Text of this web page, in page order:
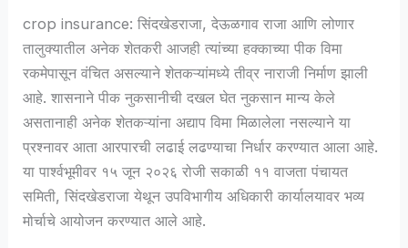
crop insurance: सिंदखेडराजा, देऊळगाव राजा आणि लोणार
तालुक्यातील अनेक शेतकरी आजही त्यांच्या हक्काच्या पीक विमा
रकमेपासून वंचित असल्याने शेतकऱ्यांमध्ये तीव्र नाराजी निर्माण झाली
आहे. शासनाने पीक नुकसानीची दखल घेत नुकसान मान्य केले
असतानाही अनेक शेतकऱ्यांना अद्याप विमा मिळालेला नसल्याने या
प्रश्नावर आता आरपारची लढाई लढण्याचा निर्धार करण्यात आला आहे.
या पार्श्वभूमीवर १५ जून २०२६ रोजी सकाळी ११ वाजता पंचायत
समिती, सिंदखेडराजा येथून उपविभागीय अधिकारी कार्यालयावर भव्य
मोर्चाचे आयोजन करण्यात आले आहे.